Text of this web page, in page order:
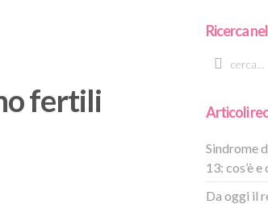
fertili
Ricerca
Articoli
Sindrome
13: cos’è
Da oggi il